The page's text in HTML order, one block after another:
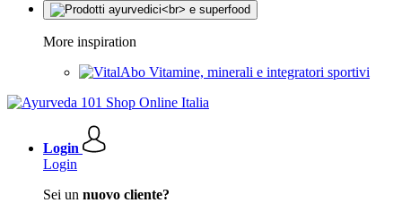
More inspiration
Vitamine, minerali e integratori sportivi
Login
Login
Sei un nuovo cliente?